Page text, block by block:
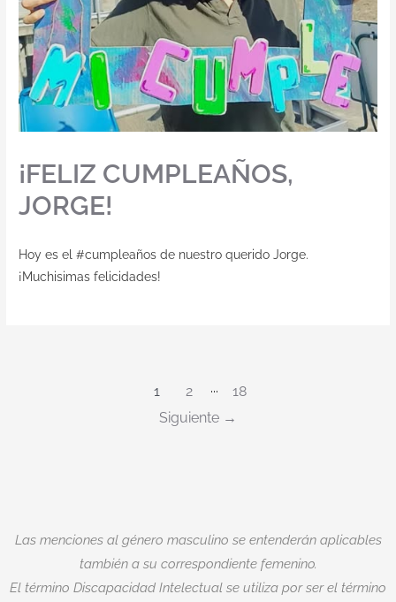
¡FELIZ CUMPLEAÑOS,
JORGE!
Hoy es el #cumpleaños de nuestro querido Jorge.
¡Muchisimas felicidades!
1 2 ···
18
Siguiente
Las menciones al género masculino se entenderán aplicables
también a su correspondiente femenino.
El término Discapacidad Intelectual se utiliza por ser el término